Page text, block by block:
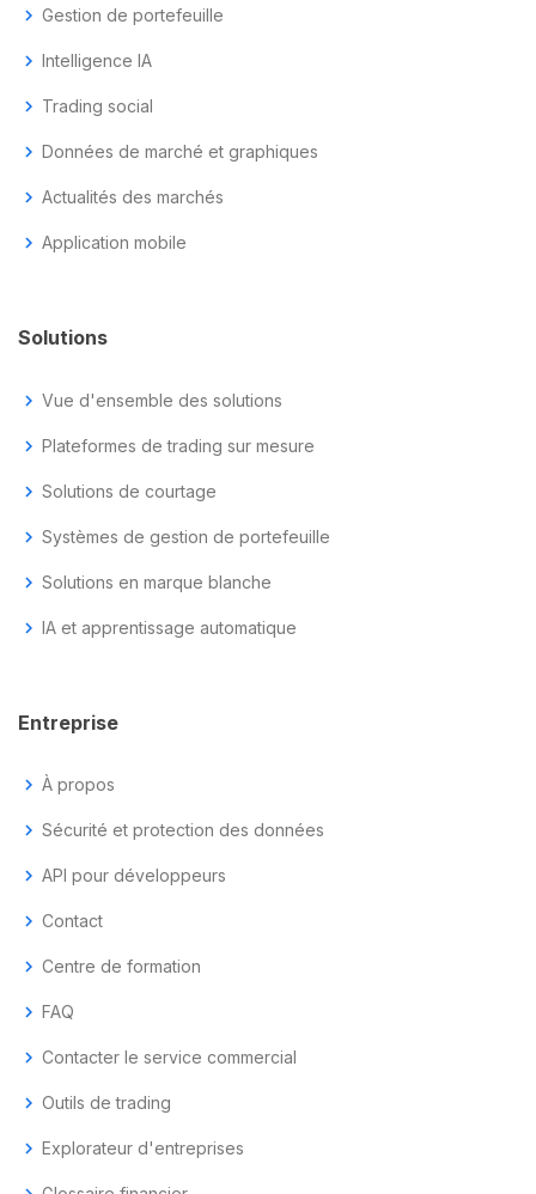
chevron_right Gestion de portefeuille
chevron_right Intelligence IA
chevron_right Trading social
chevron_right Données de marché et graphiques
chevron_right Actualités des marchés
chevron_right Application mobile
Solutions
chevron_right Vue d'ensemble des solutions
chevron_right Plateformes de trading sur mesure
chevron_right Solutions de courtage
chevron_right Systèmes de gestion de portefeuille
chevron_right Solutions en marque blanche
chevron_right IA et apprentissage automatique
Entreprise
chevron_right À propos
chevron_right Sécurité et protection des données
chevron_right API pour développeurs
chevron_right Contact
chevron_right Centre de formation
chevron_right FAQ
chevron_right Contacter le service commercial
chevron_right Outils de trading
chevron_right Explorateur d'entreprises